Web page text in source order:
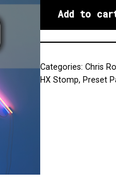
Add to
Categories: Chris
HX Stomp, Preset